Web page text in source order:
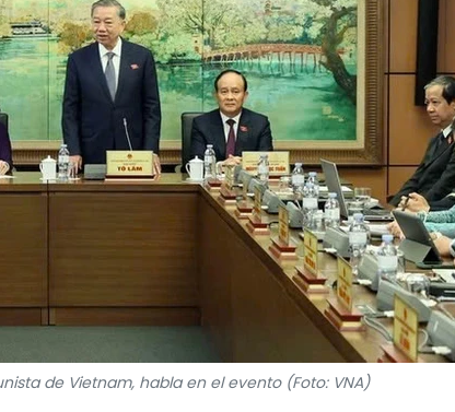
de Vietnam, habla en el evento (Foto: VNA)